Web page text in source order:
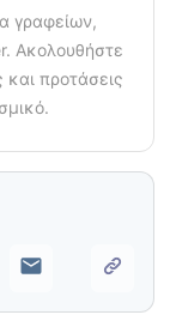
γραφείων,
Ακολουθήστε
και προτάσεις